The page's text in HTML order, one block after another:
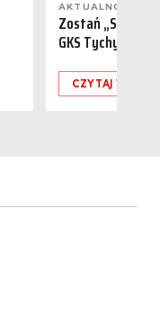
AKTUALNOŚCI
Zostań
GKS Tychy
CZYTAJ WIĘCEJ